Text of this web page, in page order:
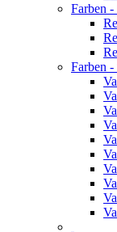
Farben
Farben